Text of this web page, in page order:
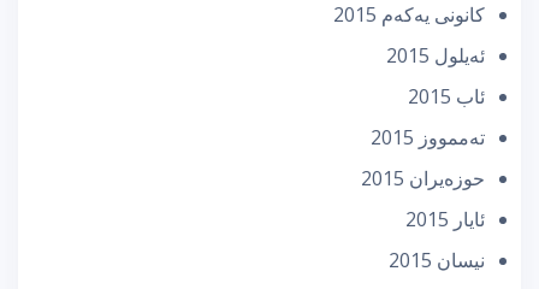
كانونی یه‌كه‌م 2015
ئه‌یلول 2015
ئاب 2015
تەممووز 2015
حوزه‌یران 2015
ئایار 2015
نیسان 2015